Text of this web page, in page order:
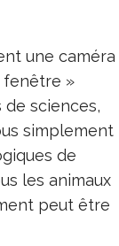
une caméra
fenêtre »
sciences,
simplement
de
les animaux
peut être